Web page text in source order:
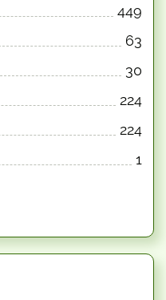
449
63
30
224
224
1